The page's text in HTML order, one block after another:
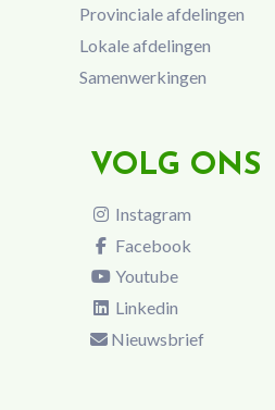
Provinciale afdelingen
Lokale afdelingen
Samenwerkingen
VOLG ONS
Instagram
Facebook
Youtube
Linkedin
Nieuwsbrief